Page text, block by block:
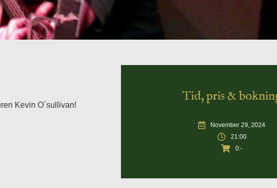
Kevin O´sullivan!
Tid, pris &
November 29, 2024
21:00
0:-